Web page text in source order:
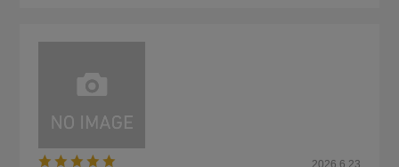
作りもしっかりしていて、袋物との相性も抜群。デザイン性
2026.6.23